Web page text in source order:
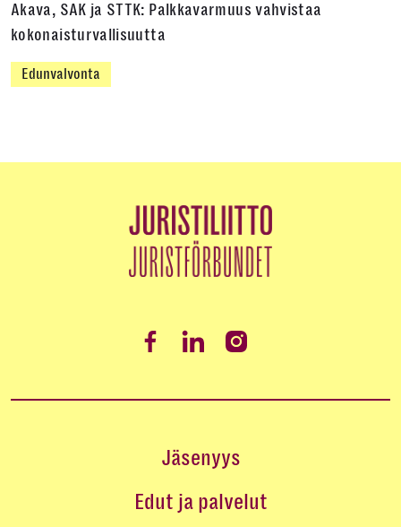
Akava, SAK ja STTK: Palkkavarmuus vahvistaa
kokonaisturvallisuutta
Edunvalvonta
Jäsenyys
Edut ja palvelut